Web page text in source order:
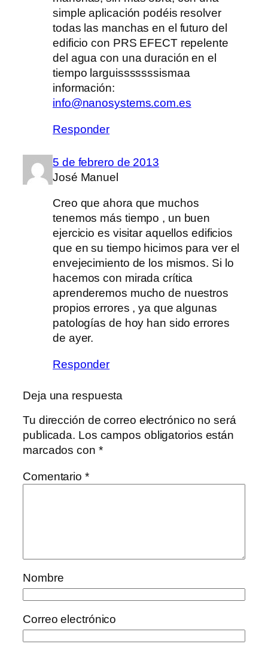
simple aplicación podéis resolver
todas las manchas en el futuro del
edificio con PRS EFECT repelente
del agua con una duración en el
tiempo larguisssssssismaa
información:
info@nanosystems.com.es
Responder
5 de febrero de 2013
José Manuel
Creo que ahora que muchos
tenemos más tiempo , un buen
ejercicio es visitar aquellos edificios
que en su tiempo hicimos para ver el
envejecimiento de los mismos. Si lo
hacemos con mirada crítica
aprenderemos mucho de nuestros
propios errores , ya que algunas
patologías de hoy han sido errores
de ayer.
Responder
Deja una respuesta
Tu dirección de correo electrónico no será
publicada. Los campos obligatorios están
marcados con *
Comentario *
Nombre
Correo electrónico